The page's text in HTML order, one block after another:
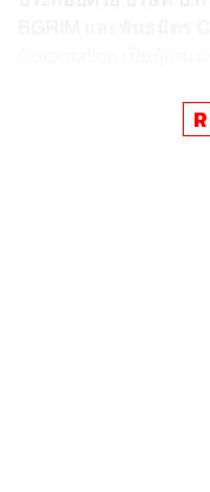
ในรายละเอียดอื่นๆ โ
เลือกผู้พัฒนาโครงการ